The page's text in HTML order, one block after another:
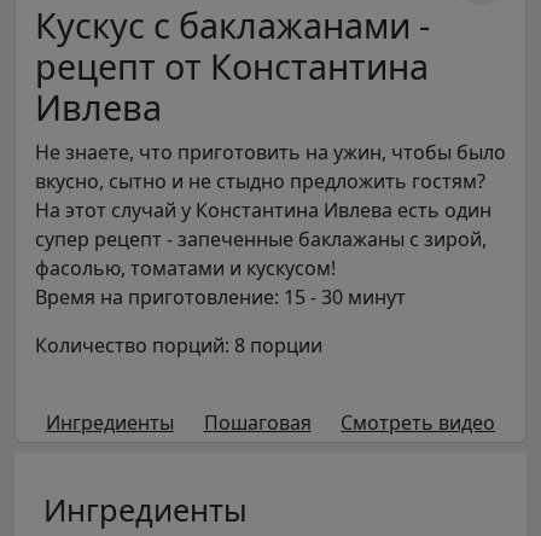
Кускус с баклажанами -
рецепт от Константина
Ивлева
Не знаете, что приготовить на ужин, чтобы было
вкусно, сытно и не стыдно предложить гостям?
На этот случай у Константина Ивлева есть один
супер рецепт - запеченные баклажаны с зирой,
фасолью, томатами и кускусом!
Время на приготовление: 15 - 30 минут
Количество порций: 8 порции
Ингредиенты Пошаговая Смотреть видео
Ингредиенты